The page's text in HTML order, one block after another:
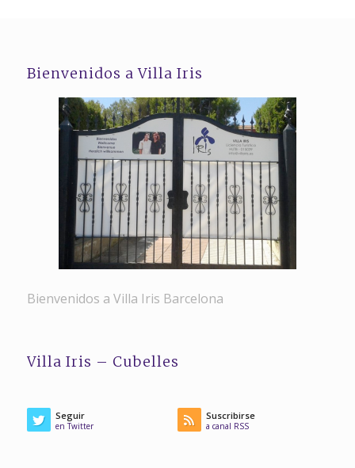
Bienvenidos a Villa Iris
Bienvenidos a Villa Iris Barcelona
Villa Iris – Cubelles
Seguir
en Twitter
Suscribirse
a canal RSS